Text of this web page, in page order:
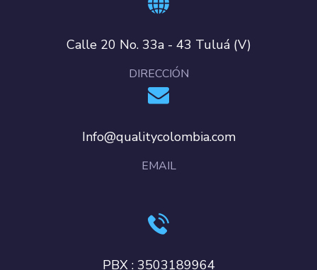
Calle 20 No. 33a - 43 Tuluá (V)
DIRECCIÓN
Info@qualitycolombia.com
EMAIL
PBX : 3503189964